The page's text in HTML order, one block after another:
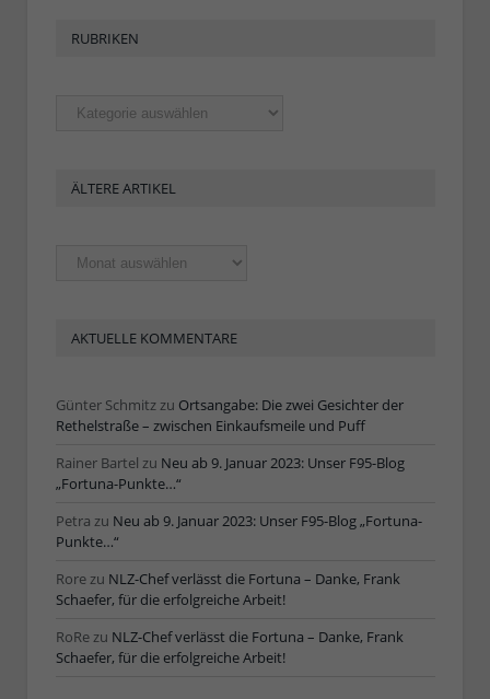
RUBRIKEN
Rubriken
ÄLTERE ARTIKEL
Ältere
Artikel
AKTUELLE KOMMENTARE
Günter Schmitzzu Ortsangabe: Die zwei Gesichter der
Rethelstraße – zwischen Einkaufsmeile und Puff
Rainer Bartel zu Neu ab 9. Januar 2023: Unser F95-Blog
„Fortuna-Punkte…“
Petra zu Neu ab 9. Januar 2023: Unser F95-Blog „Fortuna-
Punkte…“
Rorezu NLZ-Chef verlässt die Fortuna – Danke, Frank
Schaefer, für die erfolgreiche Arbeit!
RoRezu NLZ-Chef verlässt die Fortuna – Danke, Frank
Schaefer, für die erfolgreiche Arbeit!